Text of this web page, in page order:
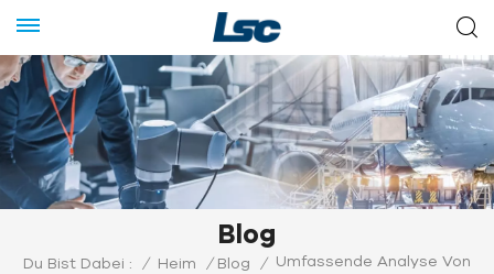
Blog
Du Bist Dabei : / Heim / Blog /
Umfassende Analyse Von